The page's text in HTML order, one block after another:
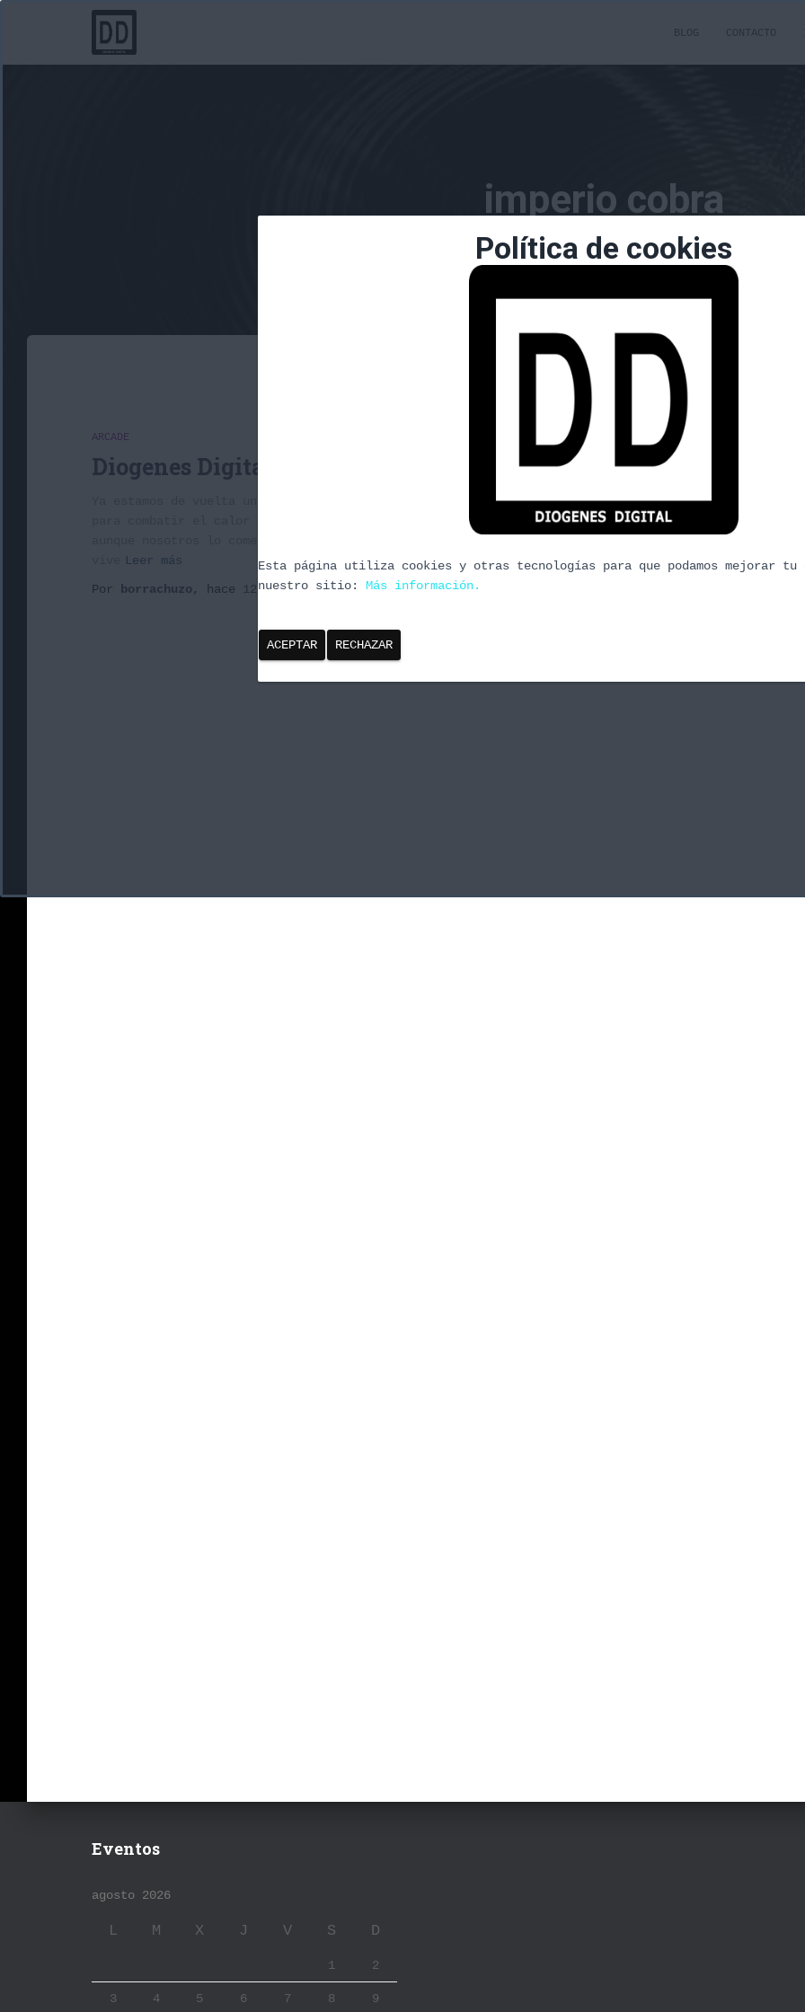
BLOG CONTACTO
imperio cobra
ARCADE
Diogenes Digital 1X20: Tetris e Imperio Cobra.
Ya estamos de vuelta una quincena más, vigésimo programa, esta vez venimos con el fresco ruso
para combatir el calor que nos ataca este inicio de verano. 30 años de Tetris dan para mucho
Leer más
Por
borrachuzo , hace 12 años
Eventos
agosto 2026
L M X J V S D
1 2
3 4 5 6 7 8 9
Política de cookies
Esta página utiliza cookies y otras tecnologías para que podamos mejorar tu
nuestro sitio: Más información.
ACEPTAR RECHAZAR